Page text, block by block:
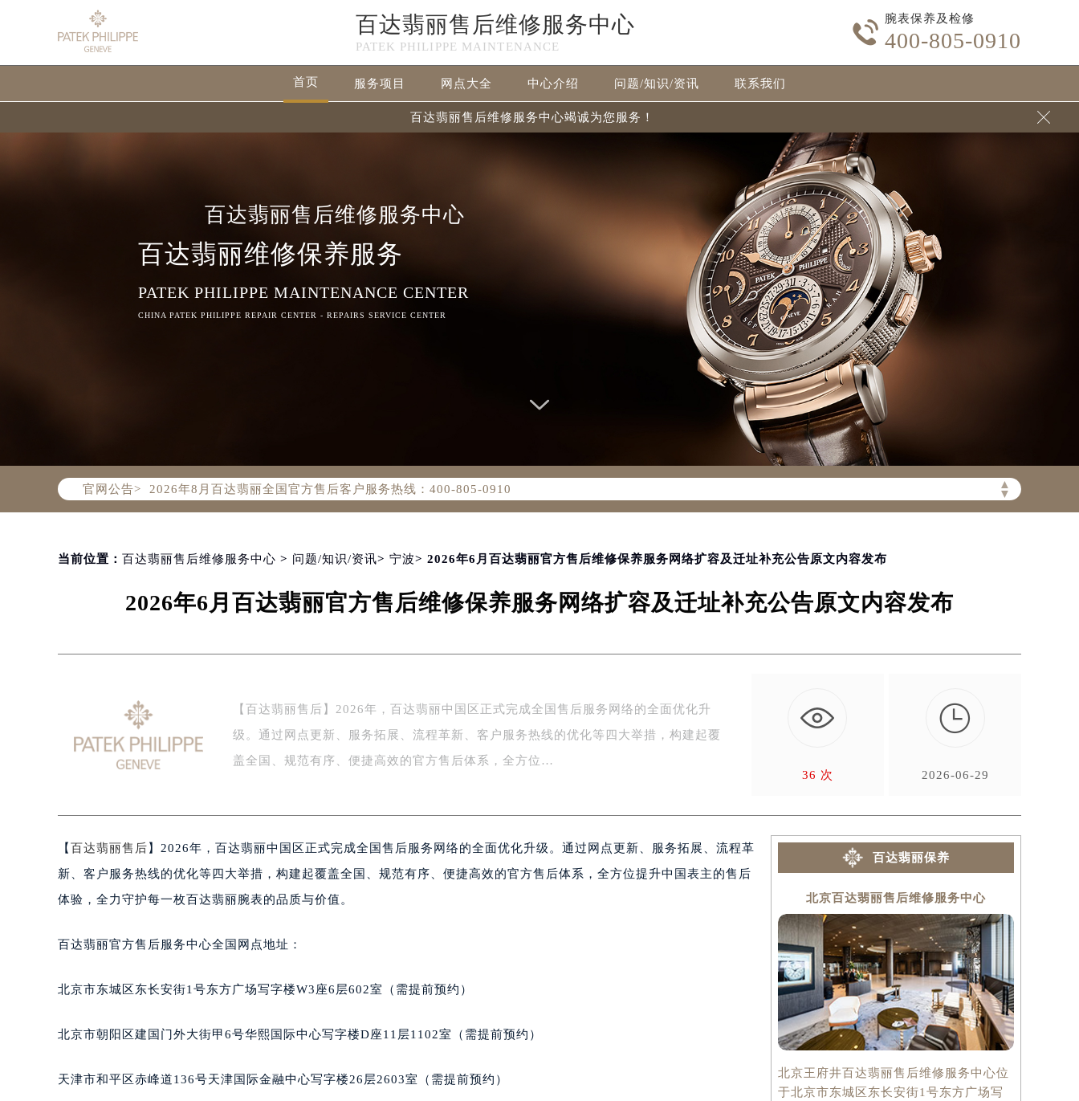
百达翡丽售后维修服务中心
PATEK PHILIPPE MAINTENANCE

腕表保养及检修
400-805-0910
首页 服务项目 网点大全 中心介绍 问题/知识/资讯 联系我们
百达翡丽售后维修服务中心竭诚为您服务！ 
百达翡丽售后维修服务中心
百达翡丽维修保养服务
PATEK PHILIPPE MAINTENANCE CENTER
CHINA PATEK PHILIPPE REPAIR CENTER - REPAIRS SERVICE CENTER
官网公告> ▲
▼
2026年8月百达翡丽全国官方售后客户服务热线：400-805-0910
百达翡丽官方全国统一服务热线400-805-0910，服务覆盖中国大陆、香港、澳门、台湾全部区域（非大陆需加拨“+86”）
2026年8月百达翡丽售后服务中心最新网点地址：
北京市东城区东长安街1号东方广场写字楼W3座6层602室（需提前预约）
上海市徐汇区虹桥路3号港汇中心写字楼2座37层3705室（需提前预约）
扬州市邗江区国展路29号星耀天地写字楼1号楼18层1803室（需提前预约）
盐城市盐都区世纪大道5号盐城金融城写字楼1号楼16层1604室（需提前预约）
泰州市海陵区永定东路399号置地商务中心东塔写字楼（华润万象城）17层1706室（需提前预约）
绍兴市越城区胜利东路379号世茂天际中心写字楼8层805室（需提前预约）
嘉兴市南湖区广益路705号嘉兴世界贸易中心写字楼A座13层1304室（需提前预约）
南昌市红谷滩新区红谷中大道998号绿地双子塔（中央广场）A1座办公楼14层07室（需提前预约）
广州市天河区天河路230号万菱汇国际中心写字楼A塔7层704室（需提前预约）
深圳市罗湖区深南东路5001号华润大厦写字楼17层1701室（需提前预约）
厦门市思明区湖滨东路95号华润大厦写字楼B座11层1104室（需提前预约）
成都市锦江区人民东路6号SAC东原中心写字楼24层2406B室（需提前预约）
当前位置： 百达翡丽售后维修服务中心 > 问题/知识/资讯> 宁波> 2026年6月百达翡丽官方售后维修保养服务网络扩容及迁址补充公告原文内容发布
2026年6月百达翡丽官方售后维修保养服务网络扩容及迁址补充公告原文内容发布
【百达翡丽售后】2026年，百达翡丽中国区正式完成全国售后服务网络的全面优化升
级。通过网点更新、服务拓展、流程革新、客户服务热线的优化等四大举措，构建起覆
盖全国、规范有序、便捷高效的官方售后体系，全方位…
36 次

2026-06-29
【 百达翡丽售后 】2026年，百达翡丽中国区正式完成全国售后服务网络的全面优化升级。通过网点更新、服务拓展、流程革
新、客户服务热线的优化等四大举措，构建起覆盖全国、规范有序、便捷高效的官方售后体系，全方位提升中国表主的售后
体验，全力守护每一枚百达翡丽腕表的品质与价值。
百达翡丽官方售后服务中心全国网点地址：
北京市东城区东长安街1号东方广场写字楼W3座6层602室（需提前预约）
北京市朝阳区建国门外大街甲6号华熙国际中心写字楼D座11层1102室（需提前预约）
天津市和平区赤峰道136号天津国际金融中心写字楼26层2603室（需提前预约）
百达翡丽保养
北京百达翡丽售后维修服务中心
北京王府井百达翡丽售后维修服务中心位
于北京市东城区东长安街1号东方广场写